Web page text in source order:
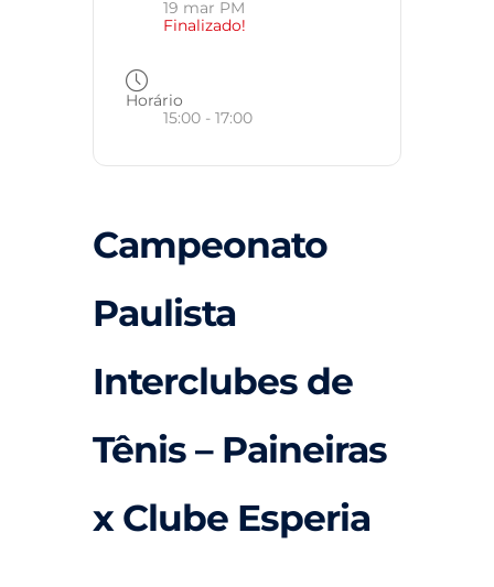
19 mar PM
Finalizado!
Horário
15:00 - 17:00
Campeonato
Paulista
Interclubes de
Tênis – Paineiras
x Clube Esperia